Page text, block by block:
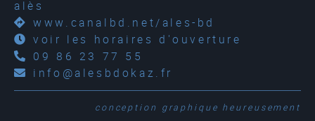
alès
www.canalbd.net/ales-bd
voir les horaires d'ouverture
09 86 23 77 55
info@alesbdokaz.fr
conception graphique heureusement